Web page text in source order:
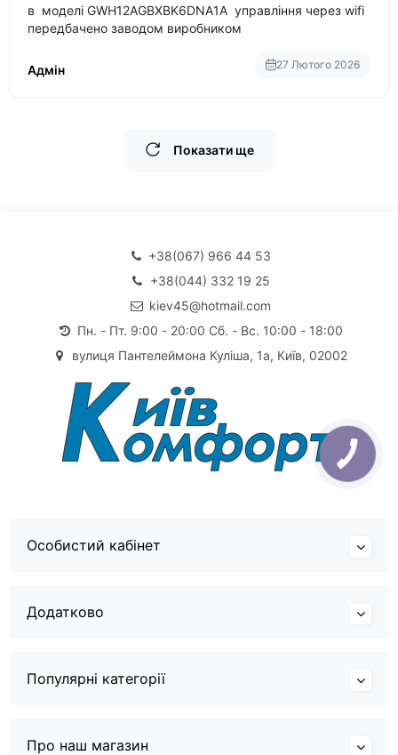
в моделі GWH12AGBXBK6DNA1A управління через wifi
передбачено заводом виробником
Адмін 27 Лютого 2026
Показати ще
+38(067) 966 44 53
+38(044) 332 19 25
kiev45@hotmail.com
Пн. - Пт. 9:00 - 20:00 Сб. - Вс. 10:00 - 18:00
вулиця Пантелеймона Куліша, 1а, Київ, 02002
Особистий кабінет
Додатково
Популярні категорії
Про наш магазин